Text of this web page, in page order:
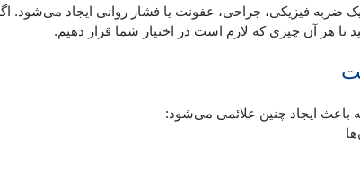
ضربه فیزیکی، جراحی، عفونت یا فشار روانی ایجاد می‌شود. اگر
تا هر آن چیزی که لازم است در اختیار شما قرار دهیم.
باعث ایجاد چنین علائمی می‌شود: